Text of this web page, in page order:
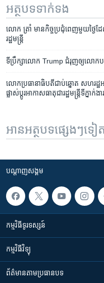
អត្ថបទ​ទាក់ទង
លោក ត្រាំ​ មាន​កិច្ច​ប្រជុំ​ពេញ​មួយ​ថ្ងៃ​ដ
រដ្ឋមន្ត្រី
ទីប្រឹក្សា​លោក Trump ជំរុញ​ឲ្យ​លោក​
លោក​ប្រធានា​ធិបតី​ជាប់​ឆ្នោត​ សហរដ្ឋ​
ផ្លាស់​ប្តូរអាកាស​ធាតុ​ជា​រដ្ឋ​មន្រ្តី​ទីភ្នាក់ងា
អានអត្ថបទផ្សេងៗទៀត
បណ្តាញ​សង្គម
កម្មវិធី​ទូរទស្សន៍
កម្មវិធី​វិទ្យុ
ព័ត៌មាន​តាមប្រធានបទ​